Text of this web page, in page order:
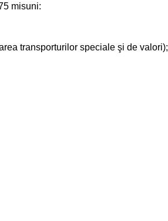
misuni:
transporturilor speciale şi de valori);